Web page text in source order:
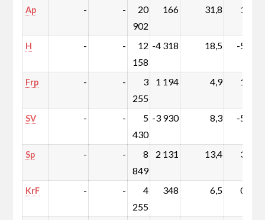
Ap - -
20
902
166 31,8 1,2
H - -
12
158
-4 318 18,5 -5,8
Frp - -
3
255
1 194 4,9 1,9
SV - -
5
430
-3 930 8,3 -5,6
Sp - -
8
849
2 131 13,4 3,5
KrF - -
4
255
348 6,5 0,7